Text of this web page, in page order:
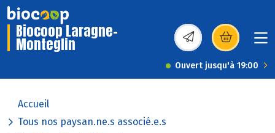
Biocoop Laragne-
Monteglin (s’ouvre dans une
Ouvert jusqu'à 19:00
Accueil
Tous nos paysan.ne.s associé.e.s